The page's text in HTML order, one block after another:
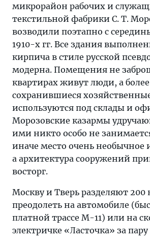
микрорайон рабочих и
текстильной фабрики С. Т.
возводили поэтапно с
1910-х гг. Все здания
кирпича в стиле русской
модерна. Помещения не
квартирах живут люди, а
сохранившиеся
используются под склады и
Морозовские казармы
ими никто особо не
иначе место очень необычное
а архитектура сооружений
восторг.
Москву и Тверь разделяют
преодолеть на автомобиле
платной трассе М-11) или на
электричке «Ласточка» за пару